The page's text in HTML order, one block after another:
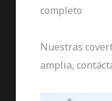
completo
Nuestras
amplia,